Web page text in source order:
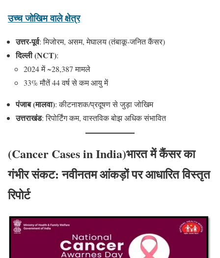
उच्च जोखिम वाले क्षेत्र
उत्तर-पूर्व: मिजोरम, असम, मेघालय (तंबाकू-जनित कैंसर)
दिल्ली (NCT):
2024 में ~28,387 मामले
33% मौतें 44 वर्ष से कम आयु में
पंजाब (मालवा): कीटनाशक/प्रदूषण से जुड़ा जोखिम
उत्तराखंड: रिपोर्टिंग कम, वास्तविक बोझ अधिक संभावित
(Cancer Cases in India)भारत में कैंसर का
गंभीर संकट: नवीनतम आंकड़ों पर आधारित विस्तृत
रिपोर्ट